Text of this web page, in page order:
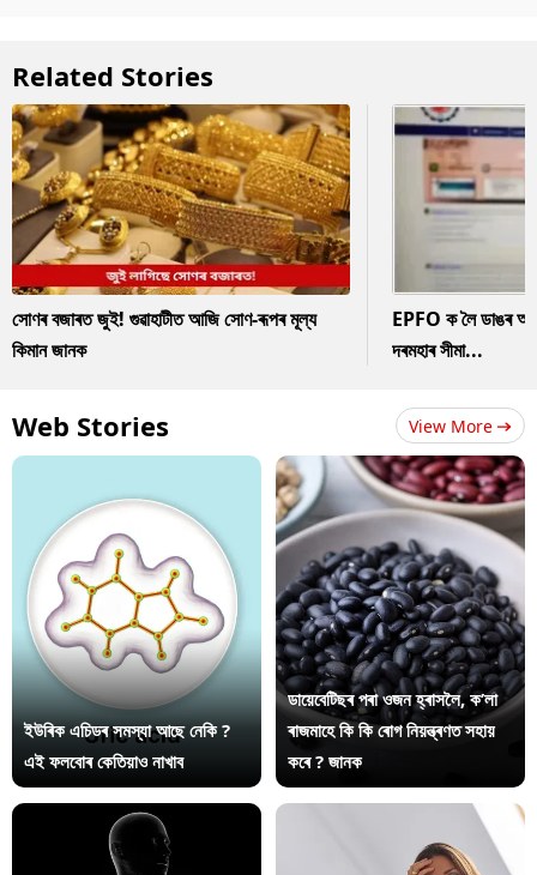
Related Stories
সোণৰ বজাৰত জুই! গুৱাহাটীত আজি সোণ-ৰূপৰ মূল্য
কিমান জানক
EPFO ক লৈ ডাঙৰ
দৰমহাৰ সীমা...
Web Stories View More
ইউৰিক এচিডৰ সমস্যা আছে নেকি ?
এই ফলবোৰ কেতিয়াও নাখাব
ডায়েবেটিছৰ পৰা ওজন হ্ৰাসলৈ, ক’লা
ৰাজমাহে কি কি ৰোগ নিয়ন্ত্ৰণত সহায়
কৰে ? জানক